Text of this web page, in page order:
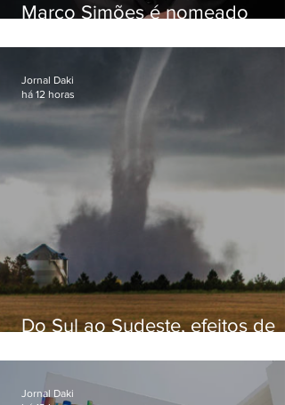
Marco Simões é nomeado
Do Sul ao Sudeste, efeitos de
apreensão na população
Jornal Daki
há 12 horas
Jornal Daki